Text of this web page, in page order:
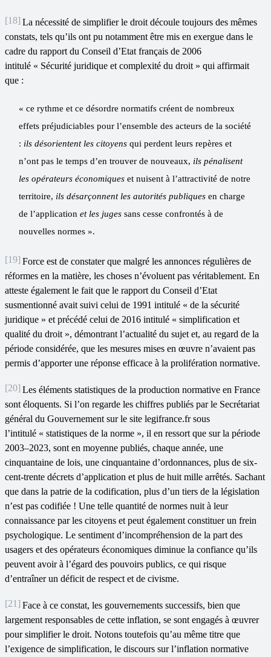
[18] La nécessité de simplifier le droit découle toujours des mêmes
constats, tels qu’ils ont pu notamment être mis en exergue dans le
cadre du rapport du Conseil d’Etat français de 2006
intitulé « Sécurité juridique et complexité du droit » qui affirmait
que :
« ce rythme et ce désordre normatifs créent de nombreux
effets préjudiciables pour l’ensemble des acteurs de la société
: ils désorientent les citoyensqui perdent leurs repères et
n’ont pas le temps d’en trouver de nouveaux, ils pénalisent
les opérateurs économiqueset nuisent à l’attractivité de notre
territoire, ils désarçonnent les autorités publiques en charge
de l’application et les juges sans cesse confrontés à de
nouvelles normes ».
[19] Force est de constater que malgré les annonces régulières de
réformes en la matière, les choses n’évoluent pas véritablement. En
atteste également le fait que le rapport du Conseil d’Etat
susmentionné avait suivi celui de 1991 intitulé « de la sécurité
juridique » et précédé celui de 2016 intitulé « simplification et
qualité du droit », démontrant l’actualité du sujet et, au regard de la
période considérée, que les mesures mises en œuvre n’avaient pas
permis d’apporter une réponse efficace à la prolifération normative.
[20] Les éléments statistiques de la production normative en France
sont éloquents. Si l’on regarde les chiffres publiés par le Secrétariat
général du Gouvernement sur le site legifrance.fr sous
l’intitulé « statistiques de la norme », il en ressort que sur la période
2003–2023, sont en moyenne publiés, chaque année, une
cinquantaine de lois, une cinquantaine d’ordonnances, plus de six-
cent-trente décrets d’application et plus de huit mille arrêtés. Sachant
que dans la patrie de la codification, plus d’un tiers de la législation
n’est pas codifiée ! Une telle quantité de normes nuit à leur
connaissance par les citoyens et peut également constituer un frein
psychologique. Le sentiment d’incompréhension de la part des
usagers et des opérateurs économiques diminue la confiance qu’ils
peuvent avoir à l’égard des pouvoirs publics, ce qui risque
d’entraîner un déficit de respect et de civisme.
[21] Face à ce constat, les gouvernements successifs, bien que
largement responsables de cette inflation, se sont engagés à œuvrer
pour simplifier le droit. Notons toutefois qu’au même titre que
l’exigence de simplification, le discours sur l’inflation normative